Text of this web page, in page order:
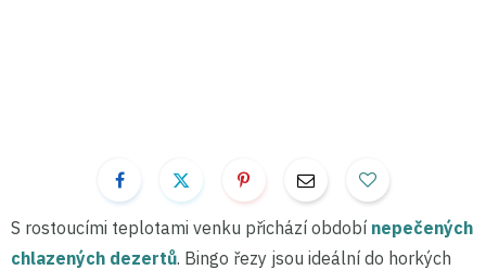
S rostoucími teplotami venku přichází období nepečených
chlazených dezertů. Bingo řezy jsou ideální do horkých